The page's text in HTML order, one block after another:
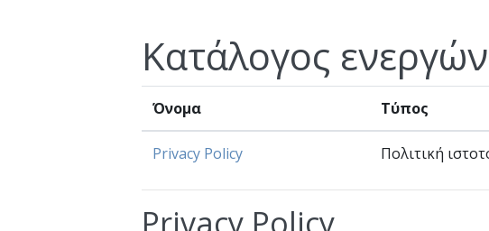
Κατάλογος
Όνομα Τύπος
Privacy Policy Πολιτική